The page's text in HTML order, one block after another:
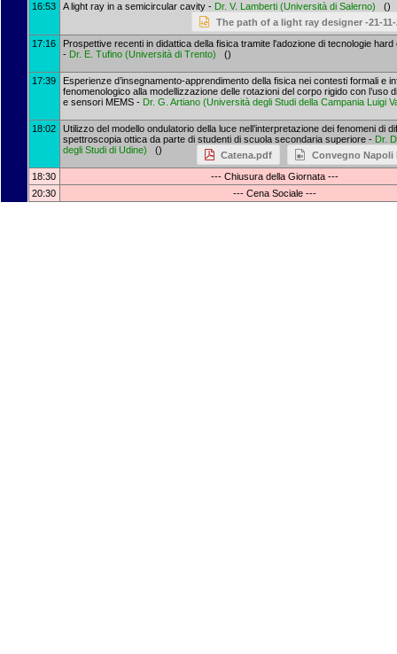
16:53
A light ray in a semicircular cavity - Dr. V. Lamberti (Università di Salerno)
()
The path of a light ray designer -21-
17:16
Prospettive recenti in didattica della fisica tramite l'adozione di tecnologie
- Dr. E. Tufino (Università di Trento) ()
17:39
Esperienze d’insegnamento-apprendimento della fisica nei contesti formali e
fenomenologico alla modellizzazione delle rotazioni del corpo rigido con l’uso
e sensori MEMS - Dr. G. Artiano (Università degli Studi della Campania Luigi
18:02
Utilizzo del modello ondulatorio della luce nell’interpretazione dei fenomeni di
spettroscopia ottica da parte di studenti di scuola secondaria superiore - Dr.
degli Studi di Udine) ()
Catena.pdf
Convegno Napoli
18:30
--- Chiusura della Giornata ---
20:30
--- Cena Sociale ---